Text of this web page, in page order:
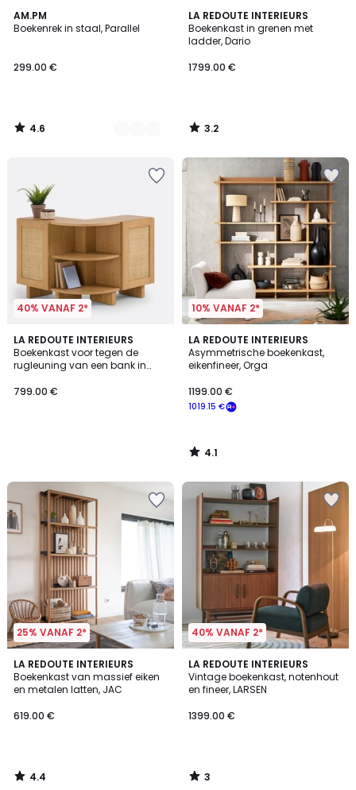
AM.PM
Boekenrek in staal, Parallel
299.00 €
4.6
/ 5
2
Kleuren
4.6
/
LA REDOUTE INTERIEURS
Boekenkast in grenen met
ladder, Dario
1799.00 €
3.2
/ 5
3.2
/
40% VANAF 2*
LA REDOUTE INTERIEURS
Boekenkast voor tegen de
rugleuning van een bank in
riet, ARTY
799.00 €
10% VANAF 2*
LA REDOUTE INTERIEURS
Asymmetrische boekenkast,
eikenfineer, Orga
1019.15 €
1199.00 €
4.1
/ 5
4.1
/
25% VANAF 2*
LA REDOUTE INTERIEURS
Boekenkast van massief eiken
en metalen latten, JAC
619.00 €
4.4
/ 5
4.4
/
40% VANAF 2*
LA REDOUTE INTERIEURS
Vintage boekenkast, notenhout
en fineer, LARSEN
1399.00 €
3
/
5
3
/